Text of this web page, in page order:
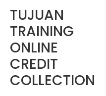
TUJUAN
TRAINING
ONLINE
CREDIT
COLLECTION